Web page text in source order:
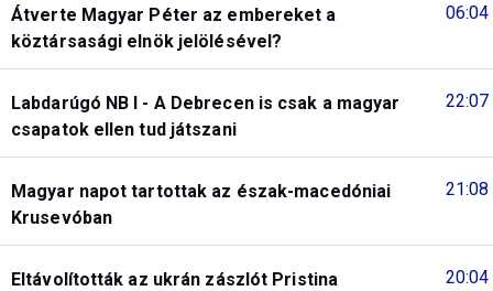
06:04
Átverte Magyar Péter az embereket a
köztársasági elnök jelölésével?
22:07
Labdarúgó NB I - A Debrecen is csak a magyar
csapatok ellen tud játszani
21:08
Magyar napot tartottak az észak-macedóniai
Krusevóban
20:04
Eltávolították az ukrán zászlót Pristina